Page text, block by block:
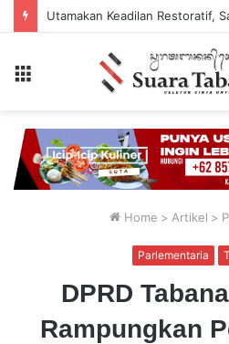
Home > Artikel >
Parlementaria
DPRD
Rampungkan